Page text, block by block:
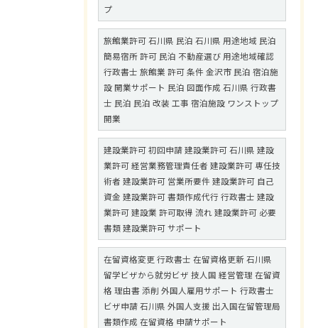
プ
旅館業許可 石川県 民泊 石川県 用途地域 民泊
簡易宿所 許可 民泊 不動産選び 用途地域確認
行政書士 旅館業 許可 条件 金沢市 民泊 宿泊施
設 開業サポート 民泊 図面作成 石川県 行政書
士 民泊 民泊 改装 工事 宿泊施設 ワンストップ
開業
建設業許可 初回申請 建設業許可 石川県 建設
業許可 経営業務管理責任者 建設業許可 専任技
術者 建設業許可 営業所要件 建設業許可 自己
資金 建設業許可 書類作成代行 行政書士 建設
業許可 建設業 許可取得 流れ 建設業許可 必要
書類 建設業許可 サポート
在留資格変更 行政書士 在留資格更新 石川県
留学ビザから就労ビザ 技人国 経営管理 在留資
格 理由書 添削 外国人雇用サポート 行政書士
ビザ申請 石川県 外国人支援 出入国在留管理局
書類作成 在留資格 申請サポート